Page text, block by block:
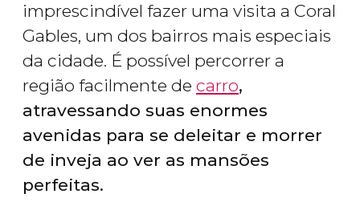
imprescindível fazer uma visita a Coral
Gables, um dos bairros mais especiais
da cidade. É possível percorrer a
região facilmente de carro,
atravessando suas enormes
avenidas para se deleitar e morrer
de inveja ao ver as mansões
perfeitas.